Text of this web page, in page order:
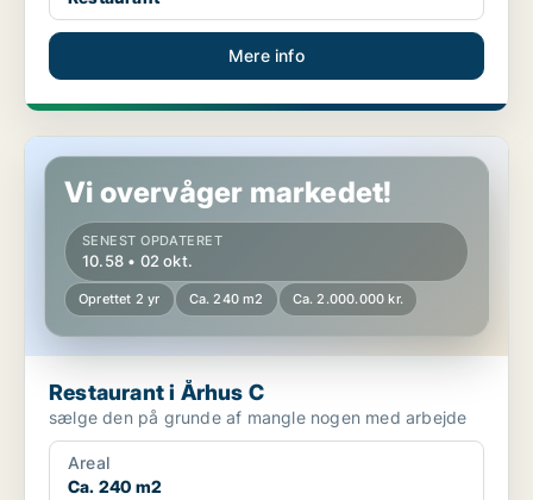
Mere info
Restaurant i Århus C
Vi overvåger markedet!
SENEST OPDATERET
10.58 • 02 okt.
Oprettet 2 yr Ca. 240 m2 Ca. 2.000.000 kr.
Restaurant i Århus C
sælge den på grunde af mangle nogen med arbejde
Areal
Ca. 240 m2